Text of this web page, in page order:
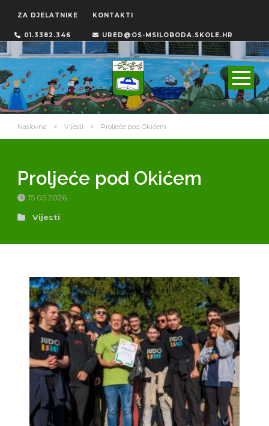
ZA DJELATNIKE KONTAKTI
01.3382.346 URED@OS-MSILOBODA.SKOLE.HR
Naslovna > Vijesti > Proljeće pod Okićem
Proljeće pod Okićem
15.05.2026.
Vijesti